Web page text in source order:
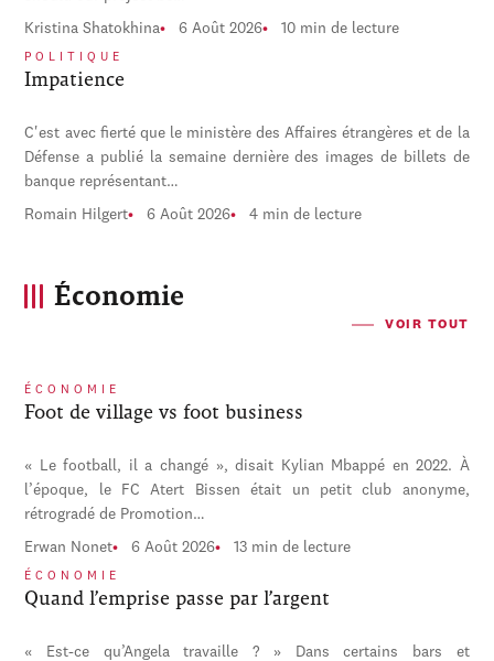
Kristina Shatokhina 6 Août 2026 10 min de lecture
POLITIQUE
Impatience
C'est avec fierté que le ministère des Affaires étrangères et de la
Défense a publié la semaine dernière des images de billets de
banque représentant…
Romain Hilgert 6 Août 2026 4 min de lecture
Économie
VOIR TOUT
ÉCONOMIE
Foot de village vs foot business
« Le football, il a changé », disait Kylian Mbappé en 2022. À
l’époque, le FC Atert Bissen était un petit club anonyme,
rétrogradé de Promotion…
Erwan Nonet 6 Août 2026 13 min de lecture
ÉCONOMIE
Quand l’emprise passe par l’argent
« Est-ce qu’Angela travaille ? » Dans certains bars et